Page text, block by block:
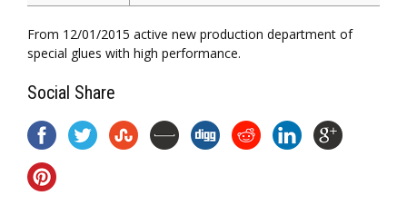
From 12/01/2015 active new production department of
special glues with high performance.
Social Share